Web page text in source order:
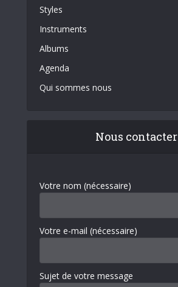
Styles
Instruments
Albums
Agenda
Qui sommes nous
Nous contacter
Votre nom (nécessaire)
Votre e-mail (nécessaire)
Sujet de votre message